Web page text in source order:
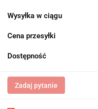
Wysyłka w ciągu
Cena przesyłki
Dostępność
Zadaj pytanie